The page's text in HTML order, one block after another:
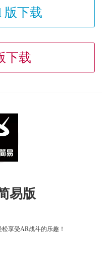
版下载
下载
易版
享受AR战斗的乐趣！